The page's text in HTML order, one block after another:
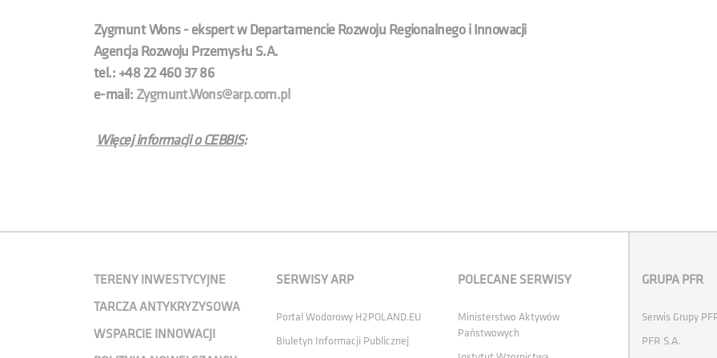
Zygmunt Wons - ekspert w Departamencie Rozwoju Regionalnego i Innowacji
Agencja Rozwoju Przemysłu S.A.
tel.: +48 22 460 37 86
e-mail: Zygmunt.Wons@arp.com.pl
Więcej informacji o CEBBIS:
TERENY INWESTYCYJNE
TARCZA ANTYKRYZYSOWA
WSPARCIE INNOWACJI
SERWISY ARP
Portal Wodorowy H2POLAND.EU
Biuletyn Informacji Publicznej
POLECANE SERWISY
Ministerstwo Aktywów
Państwowych
GRUPA PFR
Serwis Grupy
PFR S.A.